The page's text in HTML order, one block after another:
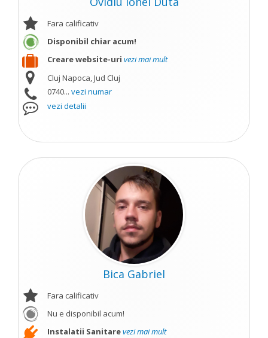
Fara calificativ
Disponibil chiar acum!
Creare website-uri vezi mai mult
Cluj Napoca, Jud Cluj
0740... vezi numar
vezi detalii
Bica Gabriel
Fara calificativ
Nu e disponibil acum!
Instalatii Sanitarevezi mai mult